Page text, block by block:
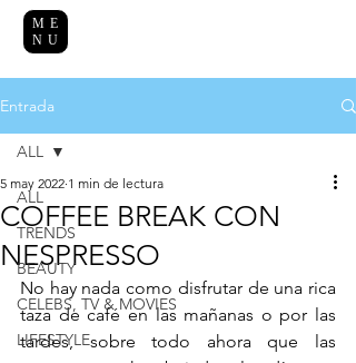
ME
NU
Entrada
ALL
TRENDS
BEAUTY
CELEBS, TV & MOVIES
LIFESTYLE
ALL
COFFEE BREAK CON
NESPRESSO
5 may 2022 1 min de lectura
No hay nada como disfrutar de una rica
taza de café en las mañanas o por las
tardes, sobre todo ahora que las